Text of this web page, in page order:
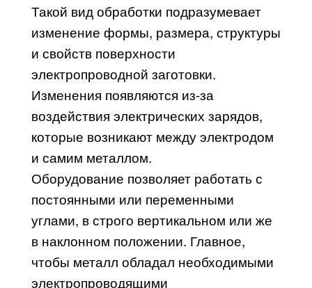
Такой вид обработки подразумевает
изменение формы, размера, структуры
и свойств поверхности
электропроводной заготовки.
Изменения появляются из-за
воздействия электрических зарядов,
которые возникают между электродом
и самим металлом.
Оборудование позволяет работать с
постоянными или переменными
углами, в строго вертикальном или же
в наклонном положении. Главное,
чтобы металл обладал необходимыми
электропроводящими